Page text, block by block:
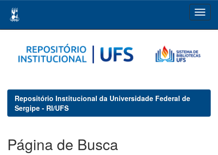
navigation
Repositório Institucional da Universidade Federal de
Sergipe - RI/UFS
Página de Busca